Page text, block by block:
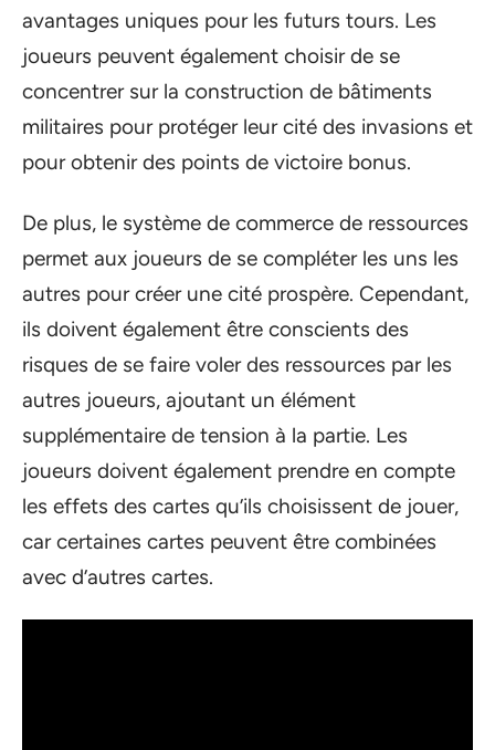
avantages uniques pour les futurs tours. Les
joueurs peuvent également choisir de se
concentrer sur la construction de bâtiments
militaires pour protéger leur cité des invasions et
pour obtenir des points de victoire bonus.
De plus, le système de commerce de ressources
permet aux joueurs de se compléter les uns les
autres pour créer une cité prospère. Cependant,
ils doivent également être conscients des
risques de se faire voler des ressources par les
autres joueurs, ajoutant un élément
supplémentaire de tension à la partie. Les
joueurs doivent également prendre en compte
les effets des cartes qu’ils choisissent de jouer,
car certaines cartes peuvent être combinées
avec d’autres cartes.